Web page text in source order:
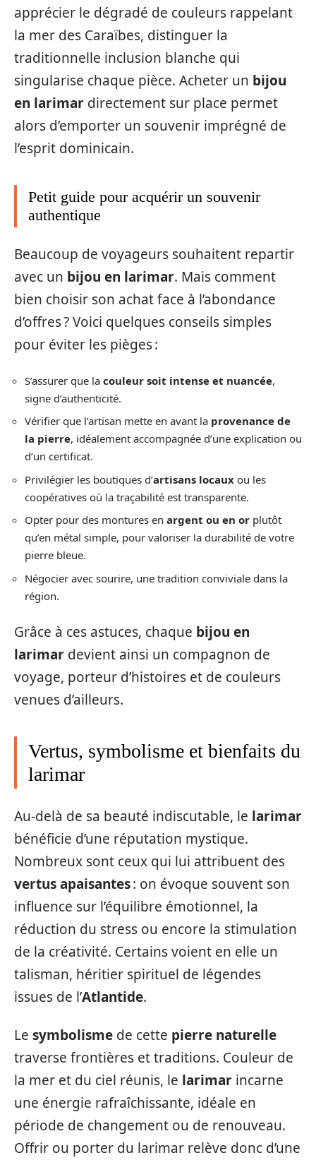
apprécier le dégradé de couleurs rappelant
la mer des Caraïbes, distinguer la
traditionnelle inclusion blanche qui
singularise chaque pièce. Acheter un bijou
en larimar directement sur place permet
alors d’emporter un souvenir imprégné de
l’esprit dominicain.
Petit guide pour acquérir un souvenir
authentique
Beaucoup de voyageurs souhaitent repartir
avec un bijou en larimar. Mais comment
bien choisir son achat face à l’abondance
d’offres ? Voici quelques conseils simples
pour éviter les pièges :
S’assurer que la couleur soit intense et nuancée,
signe d’authenticité.
Vérifier que l’artisan mette en avant la provenance de
la pierre, idéalement accompagnée d’une explication ou
d’un certificat.
Privilégier les boutiques d’artisans locaux ou les
coopératives où la traçabilité est transparente.
Opter pour des montures en argent ou en or plutôt
qu’en métal simple, pour valoriser la durabilité de votre
pierre bleue.
Négocier avec sourire, une tradition conviviale dans la
région.
Grâce à ces astuces, chaque bijou en
larimar devient ainsi un compagnon de
voyage, porteur d’histoires et de couleurs
venues d’ailleurs.
Vertus, symbolisme et bienfaits du
larimar
Au-delà de sa beauté indiscutable, le larimar
bénéficie d’une réputation mystique.
Nombreux sont ceux qui lui attribuent des
vertus apaisantes: on évoque souvent son
influence sur l’équilibre émotionnel, la
réduction du stress ou encore la stimulation
de la créativité. Certains voient en elle un
talisman, héritier spirituel de légendes
issues de l’Atlantide.
Le symbolisme de cette pierre naturelle
traverse frontières et traditions. Couleur de
la mer et du ciel réunis, le larimar incarne
une énergie rafraîchissante, idéale en
période de changement ou de renouveau.
Offrir ou porter du larimar relève donc d’une